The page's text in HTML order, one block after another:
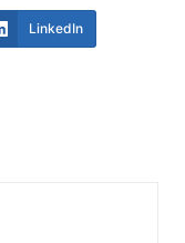
LinkedIn